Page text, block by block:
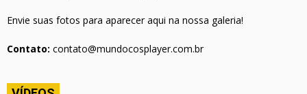
Envie suas fotos para aparecer aqui na nossa galeria!
Contato: contato@mundocosplayer.com.br